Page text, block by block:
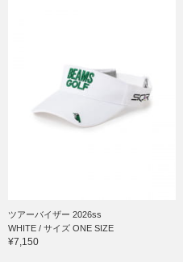
ツアーバイザー 2026ss
WHITE / サイズ ONE SIZE
¥7,150